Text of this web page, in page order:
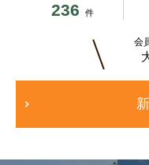
236 件
会